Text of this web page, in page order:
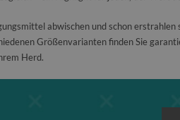
abwischen und schon
Größenvarianten finden Sie
Herd.